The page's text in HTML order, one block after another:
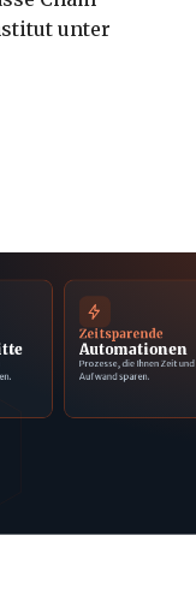
unter
Zeitsparende
Automationen
Prozesse, die Ihnen Zeit und
Aufwand sparen.